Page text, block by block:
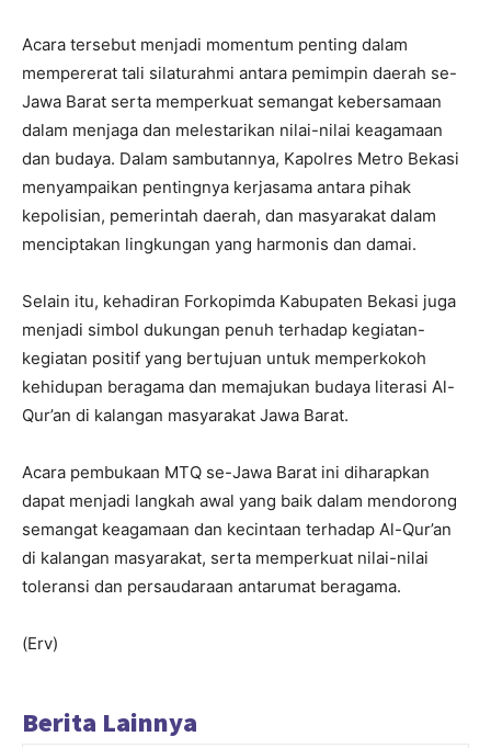
Acara tersebut menjadi momentum penting dalam
mempererat tali silaturahmi antara pemimpin daerah se-
Jawa Barat serta memperkuat semangat kebersamaan
dalam menjaga dan melestarikan nilai-nilai keagamaan
dan budaya. Dalam sambutannya, Kapolres Metro Bekasi
menyampaikan pentingnya kerjasama antara pihak
kepolisian, pemerintah daerah, dan masyarakat dalam
menciptakan lingkungan yang harmonis dan damai.
Selain itu, kehadiran Forkopimda Kabupaten Bekasi juga
menjadi simbol dukungan penuh terhadap kegiatan-
kegiatan positif yang bertujuan untuk memperkokoh
kehidupan beragama dan memajukan budaya literasi Al-
Qur’an di kalangan masyarakat Jawa Barat.
Acara pembukaan MTQ se-Jawa Barat ini diharapkan
dapat menjadi langkah awal yang baik dalam mendorong
semangat keagamaan dan kecintaan terhadap Al-Qur’an
di kalangan masyarakat, serta memperkuat nilai-nilai
toleransi dan persaudaraan antarumat beragama.
(Erv)
Berita Lainnya